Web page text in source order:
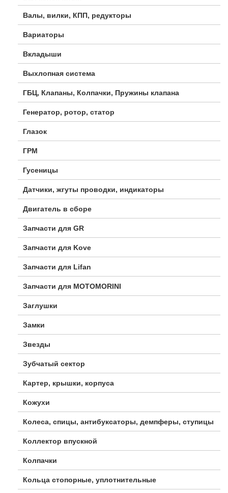
Валы, вилки, КПП, редукторы
Вариаторы
Вкладыши
Выхлопная система
ГБЦ, Клапаны, Колпачки, Пружины клапана
Генератор, ротор, статор
Глазок
ГРМ
Гусеницы
Датчики, жгуты проводки, индикаторы
Двигатель в сборе
Запчасти для GR
Запчасти для Kove
Запчасти для Lifan
Запчасти для MOTOMORINI
Заглушки
Замки
Звезды
Зубчатый сектор
Картер, крышки, корпуса
Кожухи
Колеса, спицы, антибуксаторы, демпферы, ступицы
Коллектор впускной
Колпачки
Кольца стопорные, уплотнительные